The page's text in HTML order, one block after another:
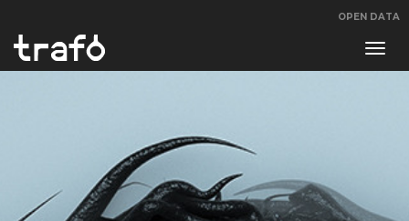
OPEN DATA